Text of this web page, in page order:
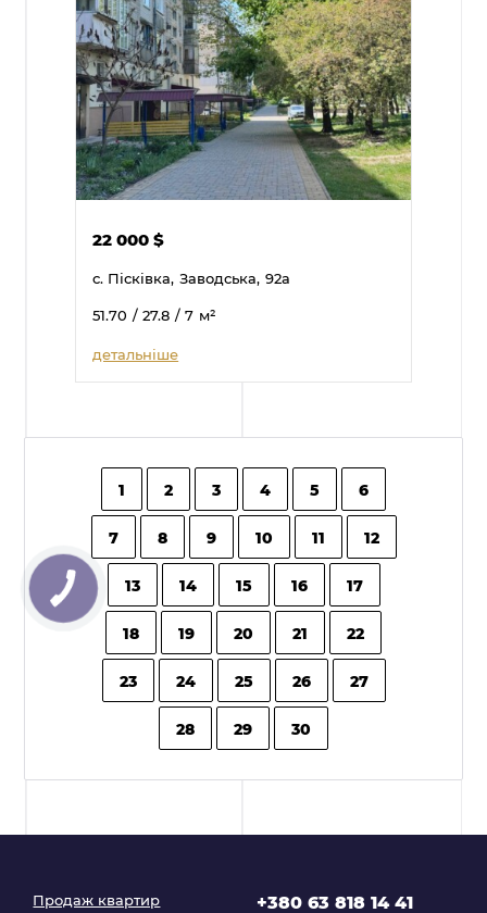
22 000$
с. Пісківка, Заводська, 92а
51.70 / 27.8 / 7 м²
детальніше
1 2 3 4 5 6
7 8 9 10 11 12
13 14 15 16 17
18 19 20 21 22
23 24 25 26 27
28 29 30
Продаж квартир
+380 63 818 14 41